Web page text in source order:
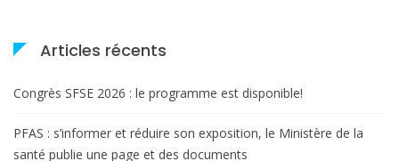
Articles récents
Congrès SFSE 2026 : le programme est disponible!
PFAS : s’informer et réduire son exposition, le Ministère de la
santé publie une page et des documents